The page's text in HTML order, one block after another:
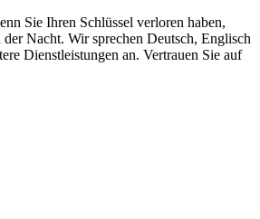
Sie Ihren Schlüssel verloren haben,
Nacht. Wir sprechen Deutsch, Englisch
Dienstleistungen an. Vertrauen Sie auf